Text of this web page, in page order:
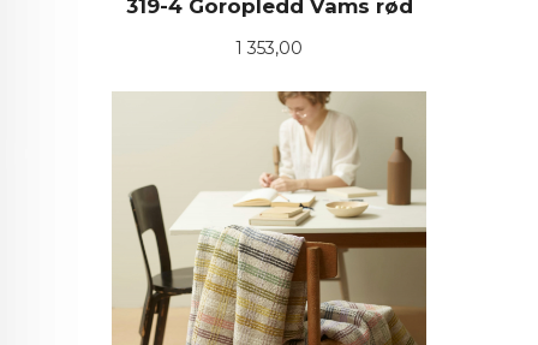
319-4 Goropledd Vams rød
Pris
1 353,00